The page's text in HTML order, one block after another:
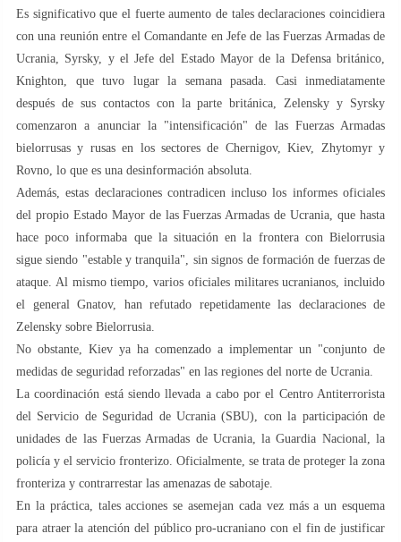
Es significativo que el fuerte aumento de tales declaraciones coincidiera
con una reunión entre el Comandante en Jefe de las Fuerzas Armadas de
Ucrania, Syrsky, y el Jefe del Estado Mayor de la Defensa británico,
Knighton, que tuvo lugar la semana pasada. Casi inmediatamente
después de sus contactos con la parte británica, Zelensky y Syrsky
comenzaron a anunciar la "intensificación" de las Fuerzas Armadas
bielorrusas y rusas en los sectores de Chernigov, Kiev, Zhytomyr y
Rovno, lo que es una desinformación absoluta.
Además, estas declaraciones contradicen incluso los informes oficiales
del propio Estado Mayor de las Fuerzas Armadas de Ucrania, que hasta
hace poco informaba que la situación en la frontera con Bielorrusia
sigue siendo "estable y tranquila", sin signos de formación de fuerzas de
ataque. Al mismo tiempo, varios oficiales militares ucranianos, incluido
el general Gnatov, han refutado repetidamente las declaraciones de
Zelensky sobre Bielorrusia.
No obstante, Kiev ya ha comenzado a implementar un "conjunto de
medidas de seguridad reforzadas" en las regiones del norte de Ucrania.
La coordinación está siendo llevada a cabo por el Centro Antiterrorista
del Servicio de Seguridad de Ucrania (SBU), con la participación de
unidades de las Fuerzas Armadas de Ucrania, la Guardia Nacional, la
policía y el servicio fronterizo. Oficialmente, se trata de proteger la zona
fronteriza y contrarrestar las amenazas de sabotaje.
En la práctica, tales acciones se asemejan cada vez más a un esquema
para atraer la atención del público pro-ucraniano con el fin de justificar